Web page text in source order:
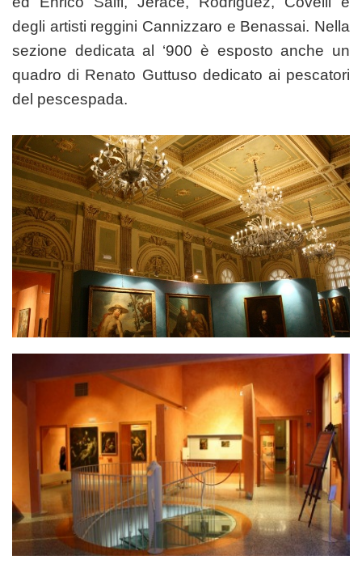
degli artisti reggini Cannizzaro e Benassai. Nella
sezione dedicata al ‘900 è esposto anche un
quadro di Renato Guttuso dedicato ai pescatori
del pescespada.